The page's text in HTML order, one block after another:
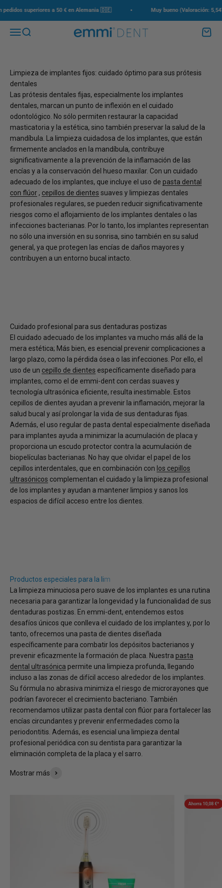
superiores a 50 € en Alemania 🇩🇪 Muy bueno (Valoración: 5,547+)
MenúBuscar emmi-dent Carrito
Limpieza de implantes fijos: cuidado óptimo para sus prótesis
dentales
Las prótesis dentales fijas, especialmente los implantes
dentales, marcan un punto de inflexión en el cuidado
odontológico. No sólo permiten restaurar la capacidad
masticatoria y la estética, sino también preservar la salud de la
mandíbula. La limpieza cuidadosa de los implantes, que están
firmemente anclados en la mandíbula, contribuye
significativamente a la prevención de la inflamación de las
encías y a la conservación del hueso maxilar. Con un cuidado
adecuado de los implantes, que incluye el uso de pasta dental
con flúor , cepillos de dientes suaves y limpiezas dentales
profesionales regulares, se pueden reducir significativamente
riesgos como el aflojamiento de los implantes dentales o las
infecciones bacterianas. Por lo tanto, los implantes representan
no sólo una inversión en su sonrisa, sino también en su salud
general, ya que protegen las encías de daños mayores y
contribuyen a un entorno bucal intacto.
Cuidado profesional para sus dentaduras postizas
El cuidado adecuado de los implantes va mucho más allá de la
mera estética; Más bien, es esencial prevenir complicaciones a
largo plazo, como la pérdida ósea o las infecciones. Por ello, el
uso de un cepillo de dientes específicamente diseñado para
implantes, como el de emmi-dent con cerdas suaves y
tecnología ultrasónica eficiente, resulta inestimable. Estos
cepillos de dientes ayudan a prevenir la inflamación, mejorar la
salud bucal y así prolongar la vida de sus dentaduras fijas.
Además, el uso regular de pasta dental especialmente diseñada
para implantes ayuda a minimizar la acumulación de placa y
proporciona un escudo protector contra la acumulación de
biopelículas bacterianas. No hay que olvidar el papel de los
cepillos interdentales, que en combinación con los cepillos
ultrasónicos complementan el cuidado y la limpieza profesional
de los implantes y ayudan a mantener limpios y sanos los
espacios de difícil acceso entre los dientes.
La limpieza minuciosa pero suave de los implantes es una rutina
necesaria para garantizar la longevidad y la funcionalidad de sus
dentaduras postizas. En emmi-dent, entendemos estos
desafíos únicos que conlleva el cuidado de los implantes y, por lo
tanto, ofrecemos una pasta de dientes diseñada
específicamente para combatir los depósitos bacterianos y
prevenir eficazmente la formación de placa. Nuestra pasta
dental ultrasónica permite una limpieza profunda, llegando
incluso a las zonas de difícil acceso alrededor de los implantes.
Su fórmula no abrasiva minimiza el riesgo de microrayones que
podrían favorecer el crecimiento bacteriano. También
recomendamos utilizar pasta dental con flúor para fortalecer las
encías circundantes y prevenir enfermedades como la
periodontitis. Además, es esencial una limpieza dental
profesional periódica con su dentista para garantizar la
eliminación completa de la placa y el sarro.
Mostrar más
Ahorra 10,08 €*